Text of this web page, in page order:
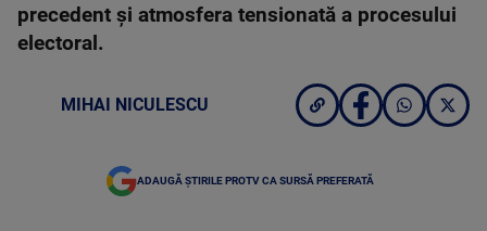
precedent și atmosfera tensionată a procesului
electoral.
MIHAI NICULESCU
ADAUGĂ ȘTIRILE PROTV CA SURSĂ PREFERATĂ